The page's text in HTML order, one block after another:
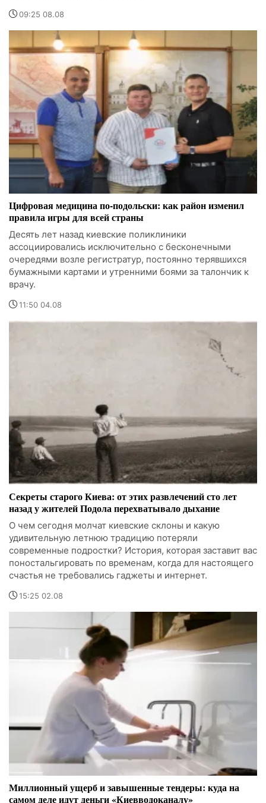
09:25 08.08
Цифровая медицина по-подольски: как район изменил
правила игры для всей страны
Десять лет назад киевские поликлиники
ассоциировались исключительно с бесконечными
очередями возле регистратур, постоянно терявшихся
бумажными картами и утренними боями за талончик к
врачу.
11:50 04.08
Секреты старого Киева: от этих развлечений сто лет
назад у жителей Подола перехватывало дыхание
О чем сегодня молчат киевские склоны и какую
удивительную летнюю традицию потеряли
современные подростки? История, которая заставит вас
поностальгировать по временам, когда для настоящего
счастья не требовались гаджеты и интернет.
15:25 02.08
Миллионный ущерб и завышенные тендеры: куда на
самом деле идут деньги «Киевводоканалу»